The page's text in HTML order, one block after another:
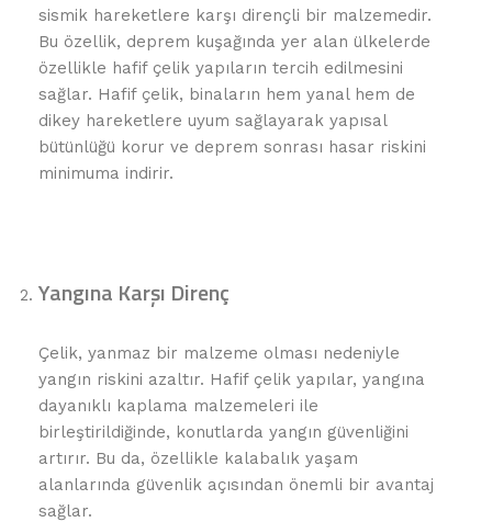
sismik hareketlere karşı dirençli bir malzemedir.
Bu özellik, deprem kuşağında yer alan ülkelerde
özellikle hafif çelik yapıların tercih edilmesini
sağlar. Hafif çelik, binaların hem yanal hem de
dikey hareketlere uyum sağlayarak yapısal
bütünlüğü korur ve deprem sonrası hasar riskini
minimuma indirir.
Yangına Karşı Direnç
Çelik, yanmaz bir malzeme olması nedeniyle
yangın riskini azaltır. Hafif çelik yapılar, yangına
dayanıklı kaplama malzemeleri ile
birleştirildiğinde, konutlarda yangın güvenliğini
artırır. Bu da, özellikle kalabalık yaşam
alanlarında güvenlik açısından önemli bir avantaj
sağlar.